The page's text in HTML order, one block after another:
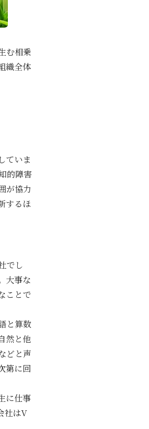
む相乗
織全体
ていま
的障害
が協力
するほ
でし
大事な
ことで
と算数
然と他
どと声
第に回
に仕事
社はV